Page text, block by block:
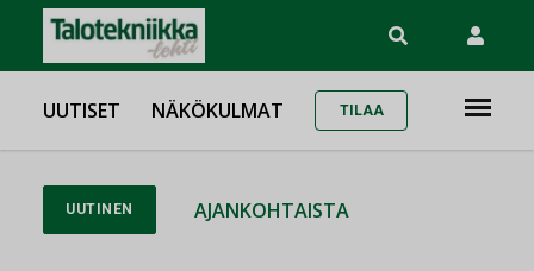
UUTISET NÄKÖKULMAT TILAA
UUTINEN AJANKOHTAISTA